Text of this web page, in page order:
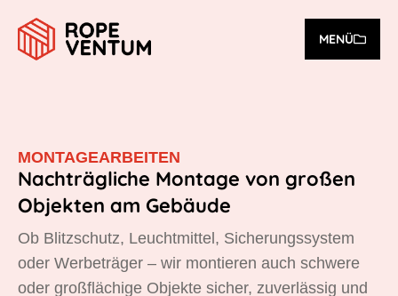
MENÜ
MONTAGEARBEITEN
Nachträgliche Montage von großen
Objekten am Gebäude
Ob Blitzschutz, Leuchtmittel, Sicherungssystem
oder Werbeträger – wir montieren auch schwere
oder großflächige Objekte sicher, zuverlässig und